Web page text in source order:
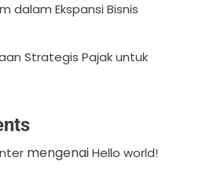
dalam Ekspansi Bisnis
Strategis Pajak untuk
mengenaiHello world!